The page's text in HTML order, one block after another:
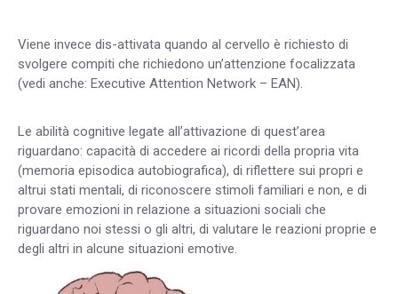
Viene invece dis-attivata quando al cervello è richiesto di
svolgere compiti che richiedono un’attenzione focalizzata
(vedi anche: Executive Attention Network – EAN).
Le abilità cognitive legate all’attivazione di quest’area
riguardano: capacità di accedere ai ricordi della propria vita
(memoria episodica autobiografica), di riflettere sui propri e
altrui stati mentali, di riconoscere stimoli familiari e non, e di
provare emozioni in relazione a situazioni sociali che
riguardano noi stessi o gli altri, di valutare le reazioni proprie e
degli altri in alcune situazioni emotive.